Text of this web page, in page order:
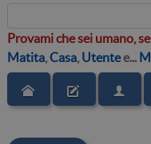
Provami che sei umano,
Matita,Casa, Utentee...